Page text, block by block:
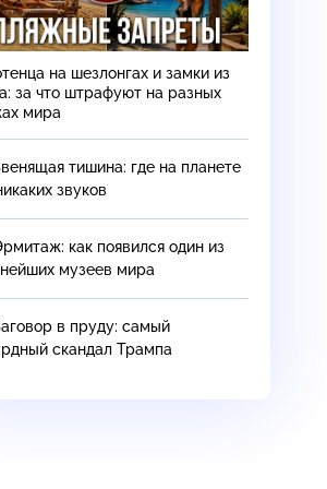
на шезлонгах и замки из
за что штрафуют на разных
мира
тишина: где на планете
звуков
как появился один из
музеев мира
в пруду: самый
скандал Трампа